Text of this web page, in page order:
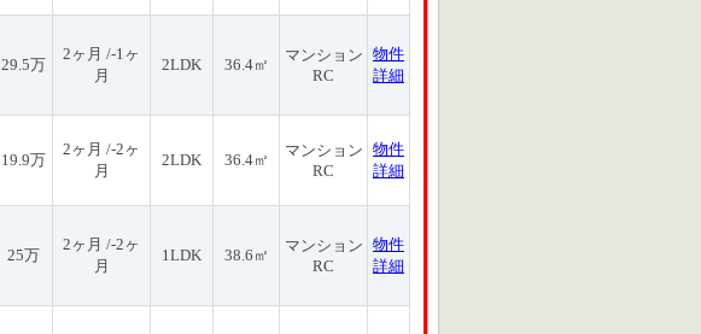
29.5万
2ヶ月 /-1ヶ
月
2LDK 36.4㎡
マンション
RC
物件
詳細
19.9万
2ヶ月 /-2ヶ
月
2LDK 36.4㎡
マンション
RC
物件
詳細
25万
2ヶ月 /-2ヶ
月
1LDK 38.6㎡
マンション
RC
物件
詳細